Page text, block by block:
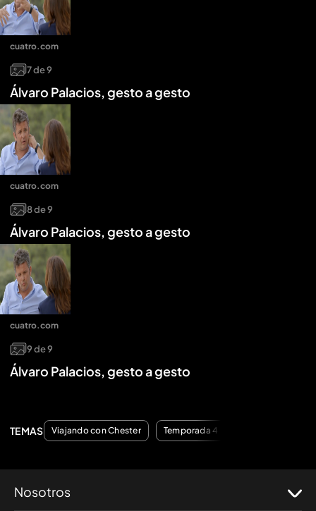
7de9
Álvaro Palacios, gesto a gesto
cuatro.com
8de9
Álvaro Palacios, gesto a gesto
cuatro.com
9de9
Álvaro Palacios, gesto a gesto
cuatro.com
TEMAS Viajando con Chester Temporada 4
Nosotros